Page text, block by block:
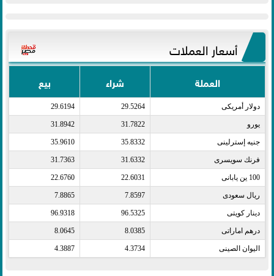
أسعار العملات
العملة شراء بيع
دولار أمريكى​ 29.5264
29.6194
يورو​ 31.7822
31.8942
جنيه إسترلينى​ 35.8332
35.9610
فرنك سويسرى​ 31.6332
31.7363
100 ين يابانى​ 22.6031
22.6760
ريال سعودى​ 7.8597
7.8865
دينار كويتى​ 96.5325
96.9318
درهم اماراتى​ 8.0385
8.0645
اليوان الصينى​ 4.3734
4.3887